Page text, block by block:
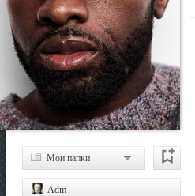
Мои папки
Adm